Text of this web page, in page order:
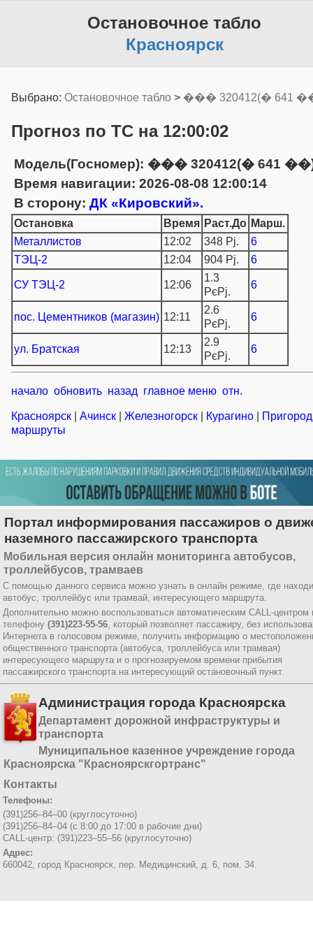
Остановочное табло
Красноярск
Выбрано: Остановочное табло > ��� 320412(� 641
Прогноз по ТС на 12:00:02
Модель(Госномер): ��� 320412(� 641
Время навигации: 2026-08-08 12:00:14
В сторону: ДК «Кировский».
Остановка Время Раст.До Марш.
Металлистов
12:02 348 Рј.
6
ТЭЦ-2
12:04 904 Рј. 6
СУ ТЭЦ-2 12:06
1.3
РєРј.
6
пос. Цементников (магазин) 12:11
2.6
РєРј.
6
ул. Братская 12:13
2.9
РєРј.
6
начало обновить назад главное меню отн.
Красноярск Ачинск Железногорск Курагино
маршруты
Портал информирования пассажиров о
наземного пассажирского транспорта
Мобильная версия онлайн мониторинга автобусов,
троллейбусов, трамваев
С помощью данного сервиса можно узнать в онлайн режиме, где
автобус, троллейбус или трамвай, интересующего маршрута.
Дополнительно можно воспользоваться автоматическим CALL-центром
телефону (391)223-55-56, который позволяет пассажиру, без
Интернета в голосовом режиме, получить информацию о
общественного транспорта (автобуса, троллейбуса или трамвая)
интересующего маршрута и о прогнозируемом времени прибытия
пассажирского транспорта на интересующий остановочный пункт.
Администрация города Красноярска
Департамент дорожной инфраструктуры и
транспорта
Муниципальное казенное учреждение города
Красноярска "Красноярскгортранс"
Контакты
Телефоны:
(391)256–84–00 (круглосуточно)
(391)256–84–04 (с 8:00 до 17:00 в рабочие дни)
CALL-центр: (391)223–55–56 (круглосуточно)
Адрес:
660042, город Красноярск, пер. Медицинский, д. 6, пом. 34.